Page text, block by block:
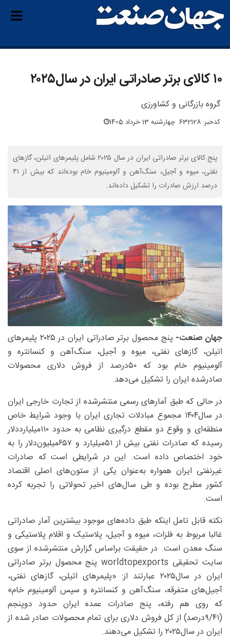
۱۰ کالای برتر صادراتی ایران در سال۲۰۲۵
گروه بازرگانی و کشاورزی
کدخبر: 632128 چهارشنبه 13 خرداد 1405
پنج کالای برتر صادراتی ایران در سال ۲۰۲۵ شامل پلیمرهای اتیلن، گازهای
نفتی، میوه و آجیل، سنگ‌آهن و آلومینیوم خام بوده‌اند که بیش از ۴۱
درصد ارزش صادرات را تشکیل داده‌اند.
جهان صنعت-
پنج محصول برتر صادراتی ایران در ۲۰۲۵ پلیمرهای
اتیلن، گازهای نفتی، میوه و آجیل، سنگ‌آهن و کنسانتره و
آلومینیوم خام بود که ۵۰درصد از فروش دلاری محصولات
صادرشده ایران را تشکیل می‌دهد.
در حالی که طبق آمارهای رسمی منتشرشده از تجارت خارجی ایران
در سال۱۴۰۴ مجموع مبادلات تجاری ایران با وجود شرایط خاص
منطقه‌ای و وقوع دو مقطع درگیری نظامی به حدود ۱۱۰‌میلیارد‌‌دلار
رسیده که صادرات نفتی بیش از ۵۱‌میلیارد و ۶۵۷‌میلیون‌دلار را به
خود اختصاص داده است. این در شرایطی است که صادرات
غیرنفتی ایران همواره به‌عنوان یکی از ستون‌های اصلی اقتصاد
کشور مطرح بوده و طی سال‌های اخیر تحولاتی را تجربه کرده
است.
نکته قابل تامل اینکه طبق داده‌های موجود بیشترین آمار صادراتی
غالبا مربوط به فلزات، میوه و آجیل، پلاستیک و اقلام پلاستیکی و
سنگ معدن است. در حقیقت براساس گزارش منتشرشده از سوی
سایت تحقیقی worldtopexports پنج محصول برتر صادراتی
ایران در سال۲۰۲۵ عبارتند از: «پلیمرهای اتیلن، گازهای نفتی،
آجیل‌های متفرقه، سنگ‌آهن و کنسانتره و سپس آلومینیوم خام»
که روی هم رفته، پنج صادرات عمده ایران حدود دوپنجم
(۹/۴۱‌درصد) از کل فروش دلاری برای تمام محصولات صادر شده از
ایران در سال۲۰۲۵ را تشکیل می‌‌دهند.